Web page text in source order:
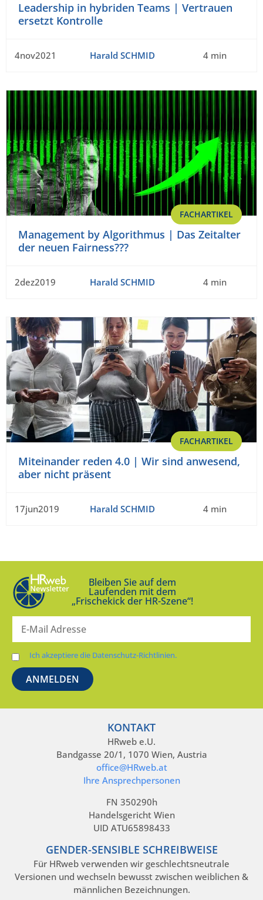
Leadership in hybriden Teams | Vertrauen
ersetzt Kontrolle
4nov2021 Harald SCHMID 4 min
FACHARTIKEL
Management by Algorithmus | Das Zeitalter
der neuen Fairness???
2dez2019 Harald SCHMID 4 min
FACHARTIKEL
Miteinander reden 4.0 | Wir sind anwesend,
aber nicht präsent
17jun2019 Harald SCHMID 4 min
Bleiben Sie auf dem
Laufenden mit dem
„Frischekick der HR-Szene“!
Ich akzeptiere die Datenschutz-Richtlinien.
KONTAKT
HRweb e.U.
Bandgasse 20/1, 1070 Wien, Austria
office@HRweb.at
Ihre Ansprechpersonen
FN 350290h
Handelsgericht Wien
UID ATU65898433
GENDER-SENSIBLE SCHREIBWEISE
Für HRweb verwenden wir geschlechtsneutrale
Versionen und wechseln bewusst zwischen weiblichen &
männlichen Bezeichnungen.